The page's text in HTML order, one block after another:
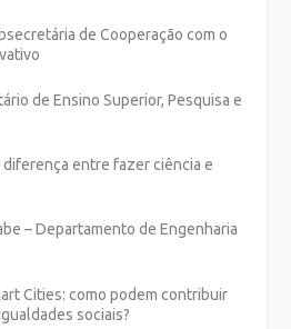
de Cooperação com o
de Ensino Superior, Pesquisa e
diferença entre fazer ciência e
– Departamento de Engenharia
Cities: como podem contribuir
sociais?